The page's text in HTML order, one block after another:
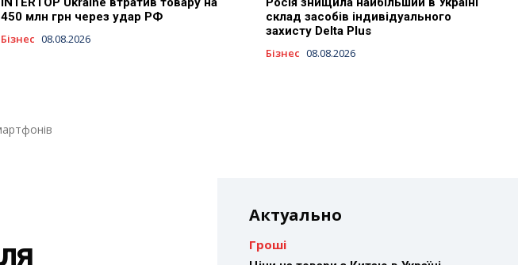
450 млн грн через удар РФ
Бізнес 08.08.2026
склад засобів індивідуального
захисту Delta Plus
Бізнес 08.08.2026